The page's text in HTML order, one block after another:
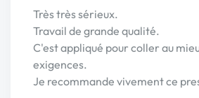
Très très sérieux.
Travail de grande qualité.
C'est appliqué pour coller au
exigences.
Je recommande vivement ce